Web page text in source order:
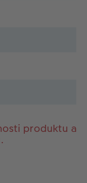
produktu a